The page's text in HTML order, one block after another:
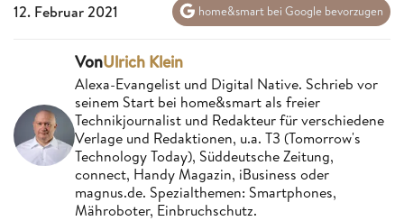
12. Februar 2021 home&smart bei Google bevorzugen
VonUlrich Klein
Alexa-Evangelist und Digital Native. Schrieb vor
seinem Start bei home&smart als freier
Technikjournalist und Redakteur für verschiedene
Verlage und Redaktionen, u.a. T3 (Tomorrow's
Technology Today), Süddeutsche Zeitung,
connect, Handy Magazin, iBusiness oder
magnus.de. Spezialthemen: Smartphones,
Mähroboter, Einbruchschutz.